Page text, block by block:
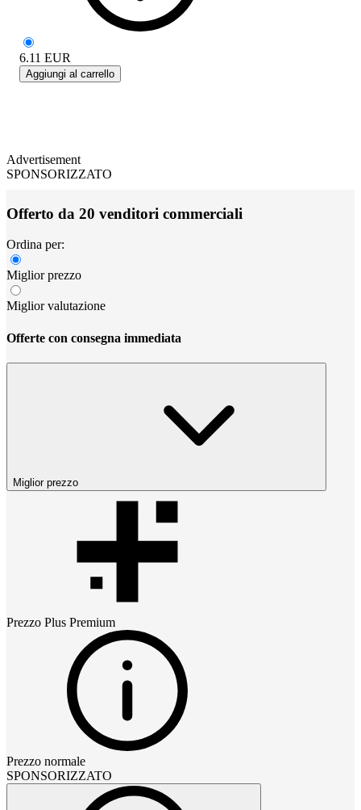
6.11 EUR
Aggiungi al carrello
Advertisement
SPONSORIZZATO
Offerto da 20 venditori commerciali
Ordina per:
Miglior prezzo
Miglior valutazione
Offerte con consegna immediata
Miglior prezzo
Prezzo Plus Premium
Prezzo normale
SPONSORIZZATO